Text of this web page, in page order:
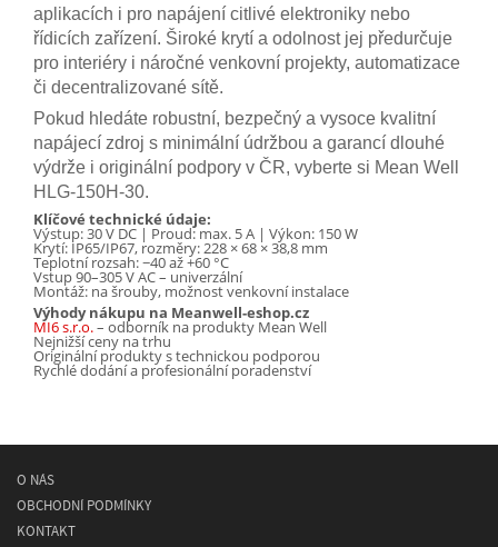
aplikacích i pro napájení citlivé elektroniky nebo
řídicích zařízení. Široké krytí a odolnost jej předurčuje
pro interiéry i náročné venkovní projekty, automatizace
či decentralizované sítě.
Pokud hledáte robustní, bezpečný a vysoce kvalitní
napájecí zdroj s minimální údržbou a garancí dlouhé
výdrže i originální podpory v ČR, vyberte si Mean Well
HLG-150H-30.
Klíčové technické údaje:
Výstup: 30 V DC | Proud: max. 5 A | Výkon: 150 W
Krytí: IP65/IP67, rozměry: 228 × 68 × 38,8 mm
Teplotní rozsah: −40 až +60 °C
Vstup 90–305 V AC – univerzální
Montáž: na šrouby, možnost venkovní instalace
Výhody nákupu na Meanwell-eshop.cz
MI6 s.r.o.– odborník na produkty Mean Well
Nejnižší ceny na trhu
Originální produkty s technickou podporou
Rychlé dodání a profesionální poradenství
O NÁS
OBCHODNÍ PODMÍNKY
KONTAKT